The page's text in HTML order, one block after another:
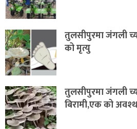
तुलसीपुरमा जंगली
को मृत्यु
तुलसीपुरमा जंगली
बिरामी,एक को